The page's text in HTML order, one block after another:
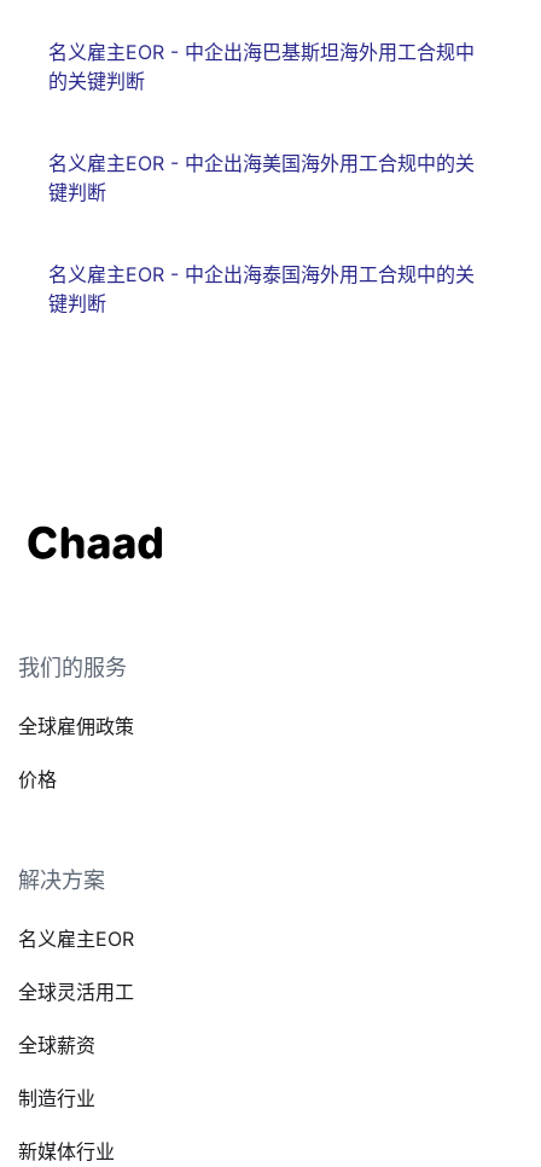
名义雇主EOR - 中企出海巴基斯坦海外用工合规中
的关键判断
名义雇主EOR - 中企出海美国海外用工合规中的关
键判断
名义雇主EOR - 中企出海泰国海外用工合规中的关
键判断
我们的服务
全球雇佣政策
价格
解决方案
名义雇主EOR
全球灵活用工
全球薪资
制造行业
新媒体行业